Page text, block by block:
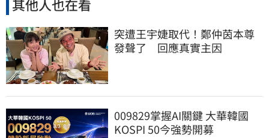
其他人也在看
突遭王宇婕取代！鄭仲茵本尊
發聲了 回應真實主因
009829掌握AI關鍵 大華韓國
KOSPI 50今強勢開募